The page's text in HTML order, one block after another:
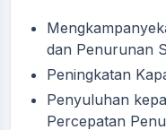
dan Penurunan
Peningkatan
Penyuluhan
Percepatan